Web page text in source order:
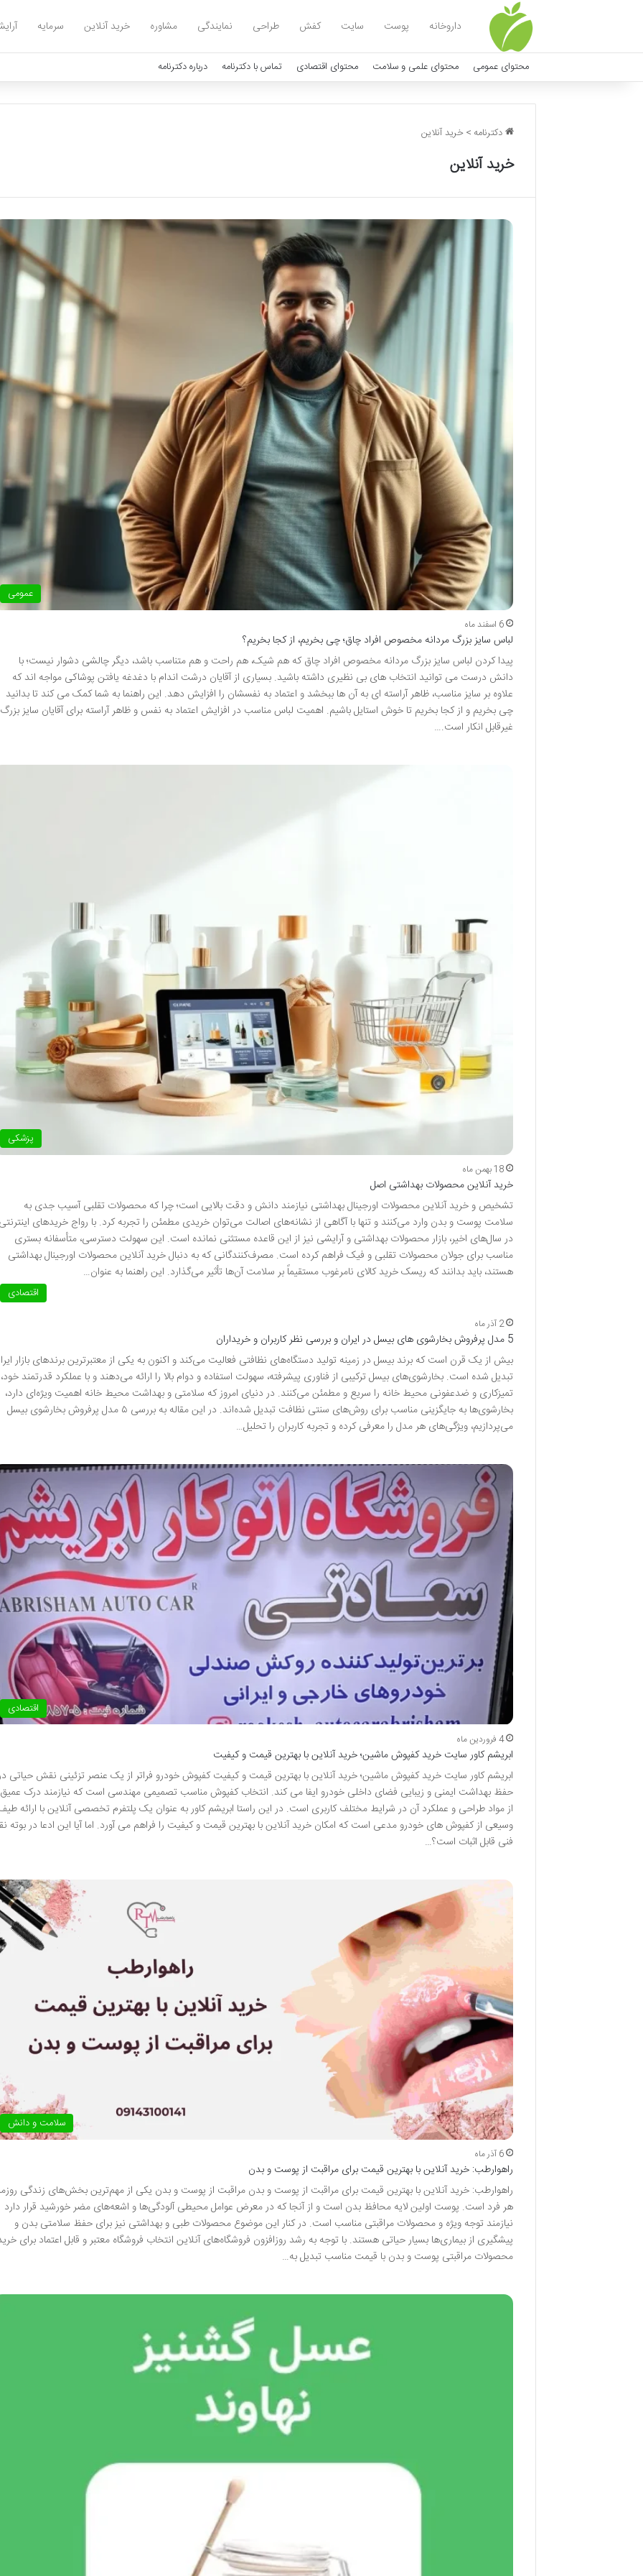
داروخانه پوست سایت کفش طراحی نمایندگی مشاوره خرید آنلاین سرمایه
محتوای عمومی محتوای علمی و سلامت محتوای اقتصادی تماس با دکترنامه درباره دکترنامه
دکترنامه > خرید آنلاین
خرید آنلاین
عمومی
6 اسفند ماه
لباس سایز بزرگ مردانه مخصوص افراد چاق؛ چی بخریم، از کجا بخریم؟
پیدا کردن لباس سایز بزرگ مردانه مخصوص افراد چاق که هم شیک، هم راحت و هم متناسب باشد، دیگر چالشی دشوار نیست؛ با
دانش درست می توانید انتخاب های بی نظیری داشته باشید. بسیاری از آقایان درشت اندام با دغدغه یافتن پوشاکی مواجه اند که
علاوه بر سایز مناسب، ظاهر آراسته ای به آن ها ببخشد و اعتماد به نفسشان را افزایش دهد. این راهنما به شما کمک می کند تا بدانید
چی بخریم و از کجا بخریم تا خوش استایل باشیم. اهمیت لباس مناسب در افزایش اعتماد به نفس و ظاهر آراسته برای آقایان سایز بزرگ
غیرقابل انکار است.…
پزشکی
18 بهمن ماه
خرید آنلاین محصولات بهداشتی اصل
تشخیص و خرید آنلاین محصولات اورجینال بهداشتی نیازمند دانش و دقت بالایی است؛ چرا که محصولات تقلبی آسیب جدی به
سلامت پوست و بدن وارد می‌کنند و تنها با آگاهی از نشانه‌های اصالت می‌توان خریدی مطمئن را تجربه کرد. با رواج خریدهای
در سال‌های اخیر، بازار محصولات بهداشتی و آرایشی نیز از این قاعده مستثنی نمانده است. این سهولت دسترسی، متأسفانه بستری
مناسب برای جولان محصولات تقلبی و فیک فراهم کرده است. مصرف‌کنندگانی که به دنبال خرید آنلاین محصولات اورجینال بهداشتی
هستند، باید بدانند که ریسک خرید کالای نامرغوب مستقیماً بر سلامت آن‌ها تأثیر می‌گذارد. این راهنما به عنوان…
اقتصادی
2 آذر ماه
5 مدل پرفروش بخارشوی های بیسل در ایران و بررسی نظر کاربران و خریداران
بیش از یک قرن است که برند بیسل در زمینه تولید دستگاه‌های نظافتی فعالیت می‌کند و اکنون به یکی از معتبرترین برندهای بازار
تبدیل شده است. بخارشوی‌های بیسل ترکیبی از فناوری پیشرفته، سهولت استفاده و دوام بالا را ارائه می‌دهند و با عملکرد قدرتمند خود،
تمیزکاری و ضدعفونی محیط خانه را سریع و مطمئن می‌کنند. در دنیای امروز که سلامتی و بهداشت محیط خانه اهمیت ویژه‌ای دارد،
بخارشوی‌ها به جایگزینی مناسب برای روش‌های سنتی نظافت تبدیل شده‌اند. در این مقاله به بررسی ۵ مدل پرفروش بخارشوی بیسل
می‌پردازیم، ویژگی‌های هر مدل را معرفی کرده و تجربه کاربران را تحلیل…
اقتصادی
4 فروردین ماه
ابریشم کاور سایت خرید کفپوش ماشین؛ خرید آنلاین با بهترین قیمت و کیفیت
ابریشم کاور سایت خرید کفپوش ماشین؛ خرید آنلاین با بهترین قیمت و کیفیت کفپوش خودرو فراتر از یک عنصر تزئینی نقش حیاتی
حفظ بهداشت ایمنی و زیبایی فضای داخلی خودرو ایفا می کند. انتخاب کفپوش مناسب تصمیمی مهندسی است که نیازمند درک عمیق
از مواد طراحی و عملکرد آن در شرایط مختلف کاربری است. در این راستا ابریشم کاور به عنوان یک پلتفرم تخصصی آنلاین با ارائه
وسیعی از کفپوش های خودرو مدعی است که امکان خرید آنلاین با بهترین قیمت و کیفیت را فراهم می آورد. اما آیا این ادعا در بوته
فنی قابل اثبات است؟…
سلامت و دانش
6 آذر ماه
راهوارطب: خرید آنلاین با بهترین قیمت برای مراقبت از پوست و بدن
راهوارطب: خرید آنلاین با بهترین قیمت برای مراقبت از پوست و بدن مراقبت از پوست و بدن یکی از مهم‌ترین بخش‌های زندگی
هر فرد است. پوست اولین لایه محافظ بدن است و از آنجا که در معرض عوامل محیطی آلودگی‌ها و اشعه‌های مضر خورشید قرار دارد
نیازمند توجه ویژه و محصولات مراقبتی مناسب است. در کنار این موضوع محصولات طبی و بهداشتی نیز برای حفظ سلامتی بدن و
پیشگیری از بیماری‌ها بسیار حیاتی هستند. با توجه به رشد روزافزون فروشگاه‌های آنلاین انتخاب فروشگاه معتبر و قابل اعتماد برای
محصولات مراقبتی پوست و بدن با قیمت مناسب تبدیل به…